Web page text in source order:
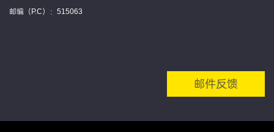
邮编（P.C）：515063
邮件反馈